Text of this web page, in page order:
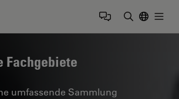
Logo
Fachgebiete
umfassende Sammlung